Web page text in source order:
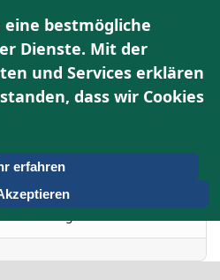
28. Mai
eine bestmögliche
Dienste. Mit der
und Services erklären
dass wir Cookies
erfahren